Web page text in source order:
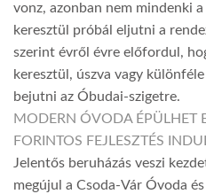
vonz, azonban nem mindenki
keresztül próbál eljutni a
szerint évről évre előfordul,
keresztül, úszva vagy
bejutni az Óbudai-szigetre.
MODERN ÓVODA ÉPÜLHET
FORINTOS FEJLESZTÉS
Jelentős beruházás veszi
megújul a Csoda-Vár Óvoda